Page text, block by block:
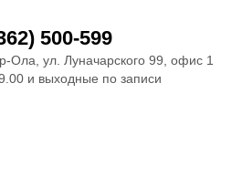
500-599
Ола, ул. Луначарского 99, офис 1
и выходные по записи